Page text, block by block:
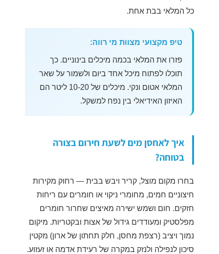
כל המלאי בבת אחת.
טיפ מקצועי מצוות מי רווה:
פזרו את המלאי בכמה מיכלים בינוניים. כך
תוכלו לפתוח מיכל אחד ביום ולשמור על שאר
המלאי אטום ונקי. מיכלים של 10-20 ליטר הם
האיזון האידיאלי בין נפח למשקל.
איך לאחסן מים לשעת חירום בצורה
בטוחה?
בחרו מקום מוצל, קריר ויבש בבית — רחוק מקירות
חיצוניים חמים, מחומרי ניקוי או חומרים עם ריחות
חזקים. חום ושמש ישירה מאיצים שחרור חומרים
מפלסטיק ומעודדים גידול של אצות ובקטריות. מיקום
נמוך ויציב (רצפת מחסן, חלק תחתון של ארון) מקטין
סיכון לנפילה ולנזק במקרה של רעידת אדמה או זעזוע.